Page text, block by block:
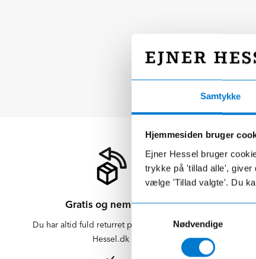
Samtykke
Hjemmesiden bruger
Ejner Hessel bruger
trykke på 'tillad alle',
vælge 'Tillad valgte'. Du
Nødvendige
Gratis og nem retur
Du har altid fuld returret på varer købt på
Hessel.dk
Der er
er